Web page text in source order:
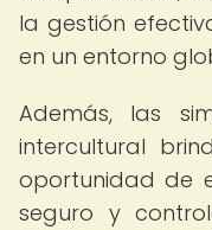
la gestión
en un entorno
Además, las
intercultural
oportunidad de
seguro y